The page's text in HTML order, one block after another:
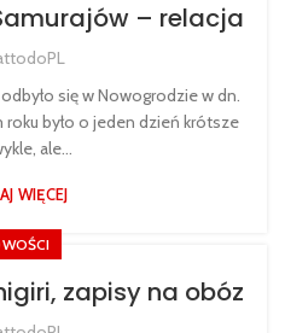
– relacja
się w Nowogrodzie w dn.
roku było o jeden dzień krótsze
ale...
WIĘCEJ
zapisy na obóz